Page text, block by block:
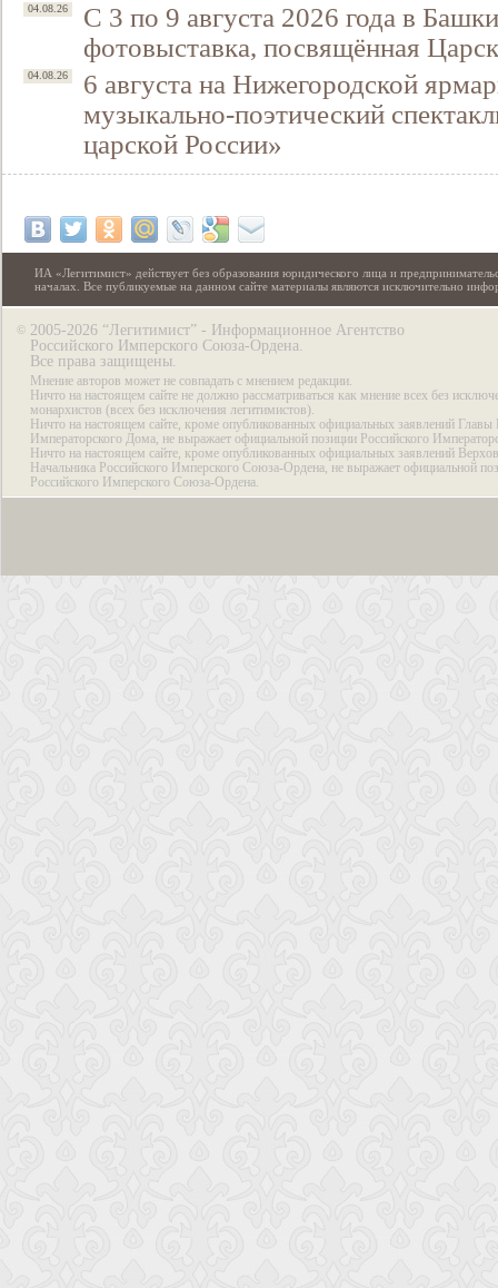
04.08.26
С 3 по 9 августа 2026 года в
фотовыставка, посвящённая
04.08.26
6 августа на Нижегородской
музыкально-поэтический
царской России»
ИА «Легитимист» действует без образования юридического лица и
началах. Все публикуемые на данном сайте материалы являются исключительно
© 2005-2026 “Легитимист” - Информационное Агентство
Российского Имперского Союза-Ордена.
Все права защищены.
Мнение авторов может не совпадать с мнением редакции.
Ничто на настоящем сайте не должно рассматриваться как мнение всех без
монархистов (всех без исключения легитимистов).
Ничто на настоящем сайте, кроме опубликованных официальных заявлений Главы
Императорского Дома, не выражает официальной позиции Российского
Ничто на настоящем сайте, кроме опубликованных официальных заявлений
Начальника Российского Имперского Союза-Ордена, не выражает официальной
Российского Имперского Союза-Ордена.